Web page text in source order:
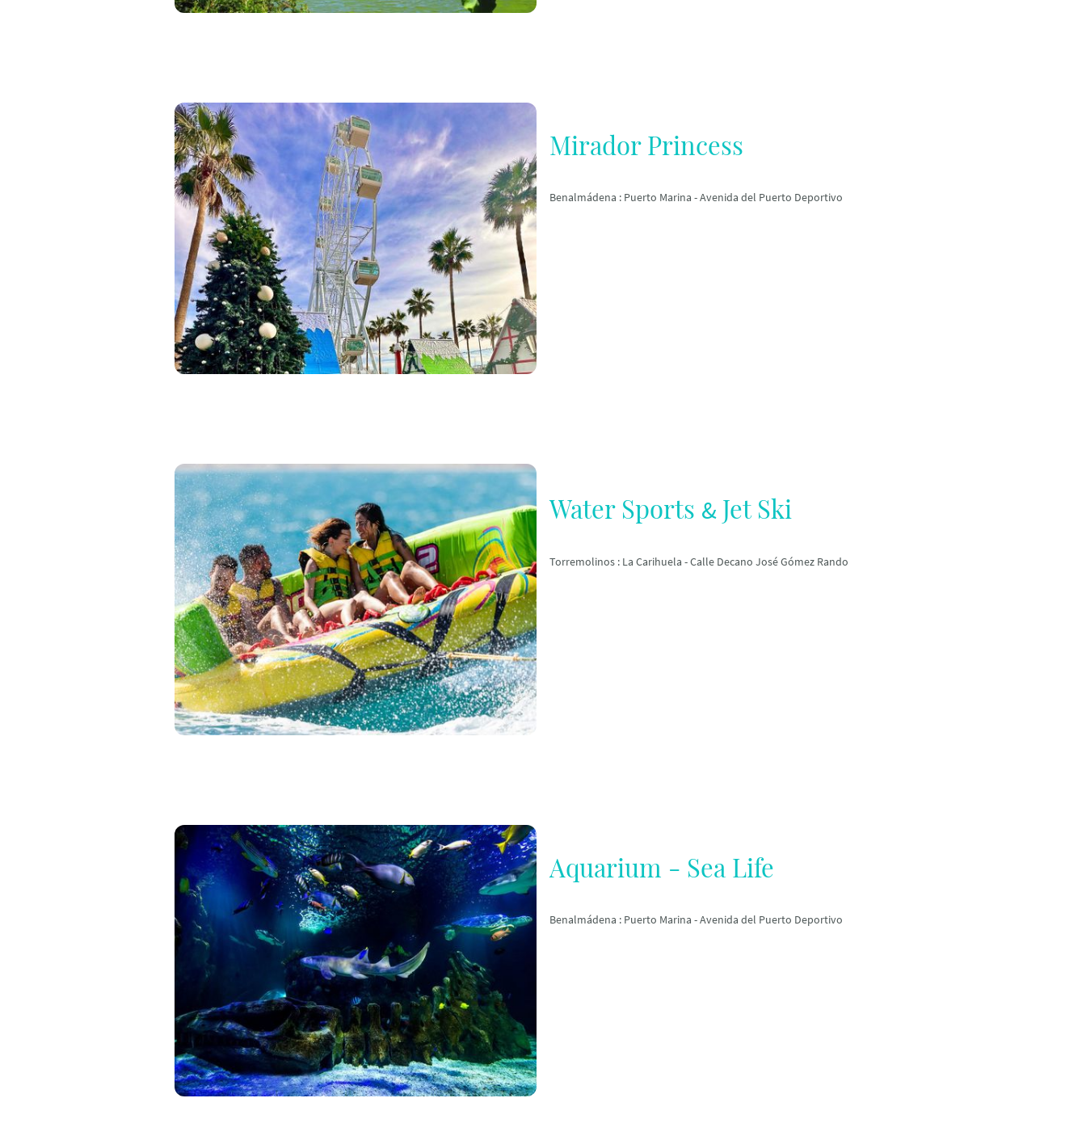
Mirador Princess
Benalmádena : Puerto Marina - Avenida del Puerto Deportivo
Water Sports & Jet Ski
Torremolinos : La Carihuela - Calle Decano José Gómez Rando
Aquarium - Sea Life
Benalmádena : Puerto Marina - Avenida del Puerto Deportivo